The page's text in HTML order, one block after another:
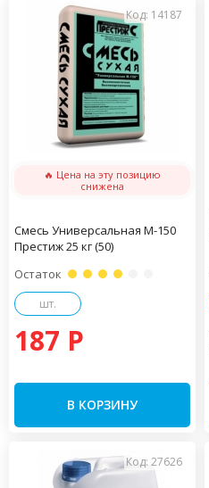
Код: 14187
🔥 Цена на эту позицию
снижена
Смесь Универсальная М-150
Престиж 25 кг (50)
Остаток
шт.
187 P
В КОРЗИНУ
Код: 27626